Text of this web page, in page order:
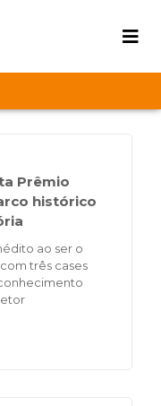
Prêmio
histórico
ao ser o
três cases